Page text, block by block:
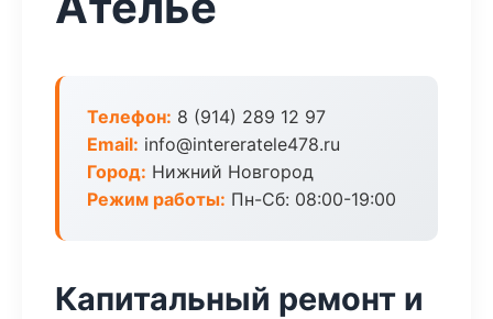
Телефон: 8 (914) 289 12 97
Email: info@intereratele478.ru
Город: Нижний Новгород
Режим работы: Пн-Сб: 08:00-19:00
Капитальный ремонт и